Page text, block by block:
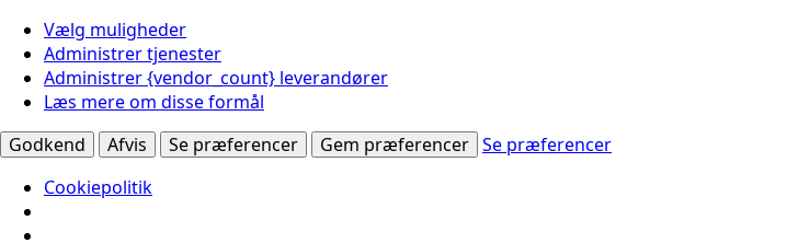
Vælg muligheder
Administrer tjenester
Administrer {vendor_count} leverandører
Læs mere om disse formål
Godkend
Afvis Se præferencer Gem præferencer Se præferencer
Cookiepolitik